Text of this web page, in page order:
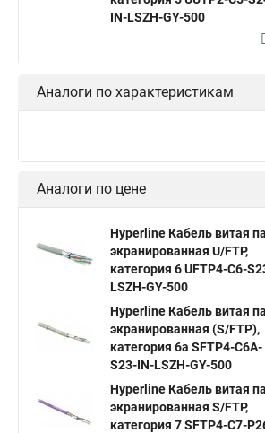
Витая пара 24awg
Кабель для интернета от роутера к
Витой провод Кабель cat5e utp
Hyperline ftp 5e
IN-LSZH-GY-500
Аналоги по характеристикам
Аналоги по цене
Hyperline Кабель витая
экранированная U/FTP,
категория 6 UFTP4-C6-
LSZH-GY-500
Hyperline Кабель витая
экранированная (S/FTP),
категория 6a SFTP4-C6A-
S23-IN-LSZH-GY-500
Hyperline Кабель витая
экранированная S/FTP,
категория 7 SFTP4-C7-